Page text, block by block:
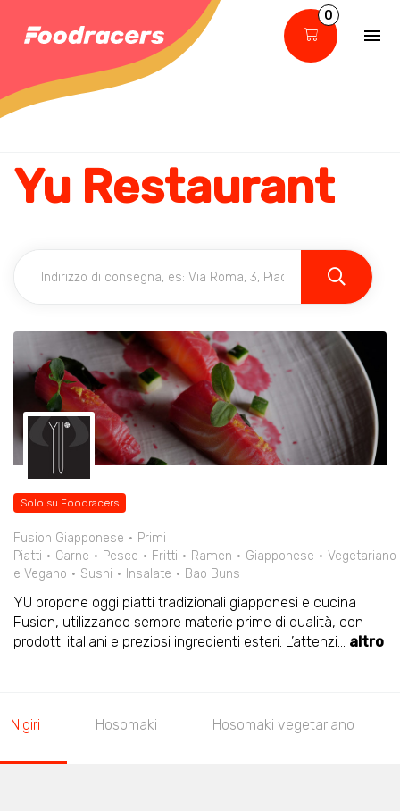
0
Yu Restaurant
Solo su Foodracers
Fusion Giapponese
Primi
Piatti
Carne Pesce Fritti Ramen Giapponese
Vegetariano
e Vegano
Sushi Insalate Bao Buns
YU propone oggi piatti tradizionali giapponesi e cucina
Fusion, utilizzando sempre materie prime di qualità, con
prodotti italiani e preziosi ingredienti esteri. L’attenzi... altro
Nigiri Hosomaki Hosomaki vegetariano